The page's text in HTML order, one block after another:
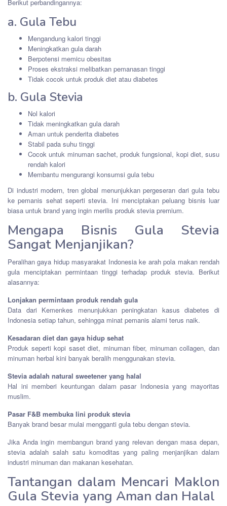
Berikut perbandingannya:
a. Gula Tebu
Mengandung kalori tinggi
Meningkatkan gula darah
Berpotensi memicu obesitas
Proses ekstraksi melibatkan pemanasan tinggi
Tidak cocok untuk produk diet atau diabetes
b. Gula Stevia
Nol kalori
Tidak meningkatkan gula darah
Aman untuk penderita diabetes
Stabil pada suhu tinggi
Cocok untuk minuman sachet, produk fungsional, kopi diet, susu
rendah kalori
Membantu mengurangi konsumsi gula tebu
Di industri modern, tren global menunjukkan pergeseran dari gula tebu
ke pemanis sehat seperti stevia. Ini menciptakan peluang bisnis luar
biasa untuk brand yang ingin merilis produk stevia premium.
Mengapa Bisnis Gula Stevia
Sangat Menjanjikan?
Peralihan gaya hidup masyarakat Indonesia ke arah pola makan rendah
gula menciptakan permintaan tinggi terhadap produk stevia. Berikut
alasannya:
Lonjakan permintaan produk rendah gula
Data dari Kemenkes menunjukkan peningkatan kasus diabetes di
Indonesia setiap tahun, sehingga minat pemanis alami terus naik.
Kesadaran diet dan gaya hidup sehat
Produk seperti kopi saset diet, minuman fiber, minuman collagen, dan
minuman herbal kini banyak beralih menggunakan stevia.
Stevia adalah natural sweetener yang halal
Hal ini memberi keuntungan dalam pasar Indonesia yang mayoritas
muslim.
Pasar F&B membuka lini produk stevia
Banyak brand besar mulai mengganti gula tebu dengan stevia.
Jika Anda ingin membangun brand yang relevan dengan masa depan,
stevia adalah salah satu komoditas yang paling menjanjikan dalam
industri minuman dan makanan kesehatan.
Tantangan dalam Mencari Maklon
Gula Stevia yang Aman dan Halal